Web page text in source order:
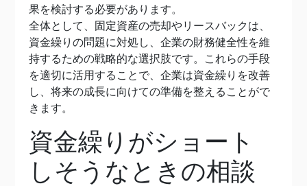
果を検討する必要があります。
全体として、固定資産の売却やリースバックは、
資金繰りの問題に対処し、企業の財務健全性を維
持するための戦略的な選択肢です。これらの手段
を適切に活用することで、企業は資金繰りを改善
し、将来の成長に向けての準備を整えることがで
きます。
資金繰りがショート
しそうなときの相談